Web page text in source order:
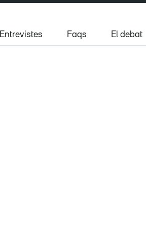
Entrevistes Faqs El debat